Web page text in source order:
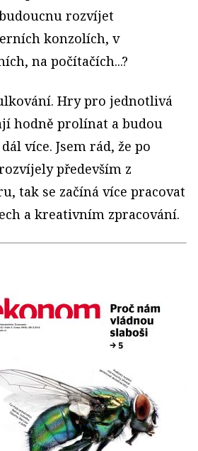
rozvíjet
konzolích, v
na počítačích...?
Hry pro jednotlivá
hodně prolínat a budou
více. Jsem rád, že po
především z
tak se začíná více pracovat
a kreativním zpracování.